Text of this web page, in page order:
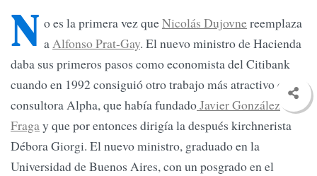
N o es la primera vez queNicolás Dujovnereemplaza
aAlfonso Prat-Gay. El nuevo ministro de Hacienda
daba sus primeros pasos como economista del Citibank
cuando en 1992 consiguió otro trabajo más atractivo en la
consultora Alpha, que había fundadoJavier González
Fragay que por entonces dirigía la después kirchnerista
Débora Giorgi. El nuevo ministro, graduado en la
Universidad de Buenos Aires, con un posgrado en el